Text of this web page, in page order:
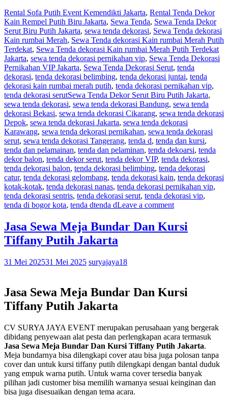
Rental Sofa Putih Event Kemendikti Jakarta, Rental Tenda Dekor
Kain Rempel Putih Biru Jakarta, Sewa Tenda, Sewa Tenda Dekor
Serut Biru Putih Jakarta, sewa tenda dekorasi, Sewa Tenda dekorasi
Kain rumbai Merah, Sewa Tenda dekorasi Kain rumbai Merah Putih
Terdekat, Sewa Tenda dekorasi Kain rumbai Merah Putih Terdekat
Jakarta, sewa tenda dekorasi pernikahan vip, Sewa Tenda Dekorasi
Pernikahan VIP Jakarta, Sewa Tenda Dekorasi Serut, tenda
dekorasi, tenda dekorasi belimbing, tenda dekorasi juntai, tenda
dekorasi kain rumbai merah putih, tenda dekorasi pernikahan vip,
tenda dekorasi serutSewa Tenda Dekor Serut Biru Putih Jakarta,
sewa tenda dekorasi, sewa tenda dekorasi Bandung, sewa tenda
dekorasi Bekasi, sewa tenda dekorasi Cikarang, sewa tenda dekorasi
Depok, sewa tenda dekorasi Jakarta, sewa tenda dekorasi
Karawang, sewa tenda dekorasi pernikahan, sewa tenda dekorasi
serut, sewa tenda dekorasi Tangerang, tenda d, tenda dan kursi,
tenda dan pelamainan, tenda dan pelaminan, tenda dekoarsi, tenda
dekor balon, tenda dekor serut, tenda dekor VIP, tenda dekorasi,
tenda dekorasi balon, tenda dekorasi belimbing, tenda dekorasi
catur, tenda dekorasi gelombang, tenda dekorasi kain, tenda dekorasi
kotak-kotak, tenda dekorasi nanas, tenda dekorasi pernikahan vip,
tenda dekorasi sentris, tenda dekorasi serut, tenda dekorasi vip,
tenda di bogor kota, tenda dtenda dLeave a comment
Jasa Sewa Meja Bundar Dan Kursi
Tiffany Putih Jakarta
31 Mei 202531 Mei 2025 suryajaya18
Jasa Sewa Meja Bundar Dan Kursi
Tiffany Putih Jakarta
CV SURYA JAYA EVENT merupakan perusahaan yang bergerak
dibidang penyewaan alat pesta dan perlengkapan acara termasuk
Jasa Sewa Meja Bundar Dan Kursi Tiffany Putih Jakarta.
Meja bundarnya bisa dilengkapi cover atau bisa juga polosan tanpa
cover dan untuk kursi tiffany putih dilengkapi dengan bantal duduk
yang empuk warna putih. Untuk warna cover tersedia banyak
pilihan jadi customer bisa memilih warnanya sesuai keinginan dan
bisa juga disesuaikan dengan tema acara.